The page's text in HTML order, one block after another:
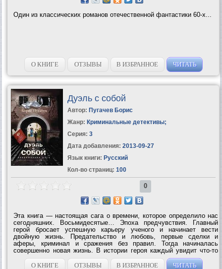
Один из классических романов отечественной фантастики 60-х...
О КНИГЕ ОТЗЫВЫ В ИЗБРАННОЕ ЧИТАТЬ
Дуэль с собой
Автор: Пугачев Борис
Жанр: Криминальные детективы;
Серия: 3
Дата добавления: 2013-09-27
Язык книги: Русский
Кол-во страниц: 100
0
Эта книга — настоящая сага о времени, которое определило нас
сегодняшних. Восьмидесятые… Эпоха предчувствия. Главный
герой бросает успешную карьеру ученого и начинает вести
двойную жизнь. Предательство и любовь, первые сделки и
аферы, криминал и сражения без правил. Тогда начиналась
совершенно новая жизнь. В истории героя каждый увидит что-то
свое. Невероятно, но это было со всеми...
О КНИГЕ
ОТЗЫВЫ В ИЗБРАННОЕ ЧИТАТЬ